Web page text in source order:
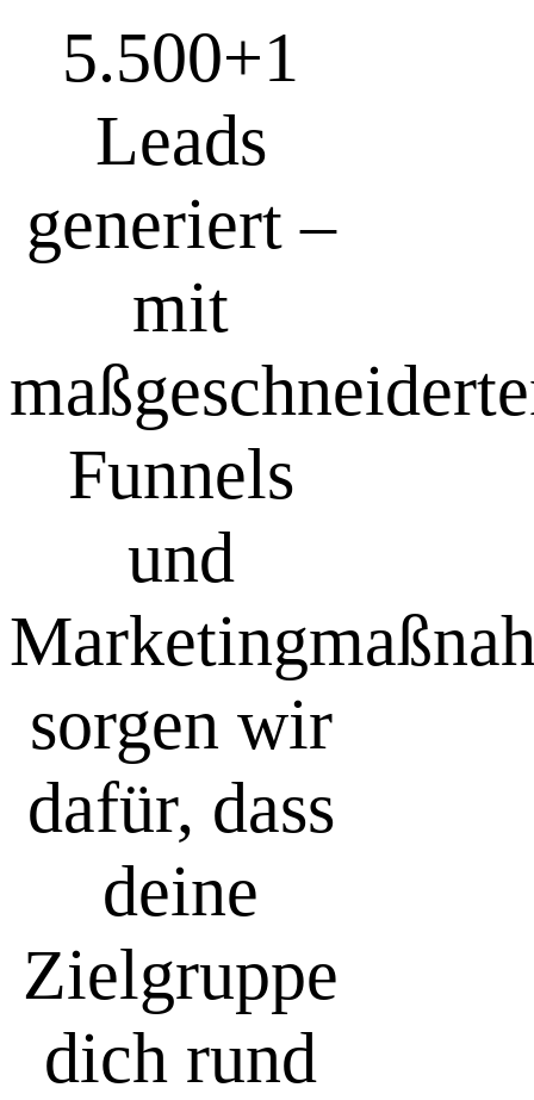
5.500+1
Leads
generiert –
mit
Funnels
und
sorgen wir
dafür, dass
deine
Zielgruppe
dich rund